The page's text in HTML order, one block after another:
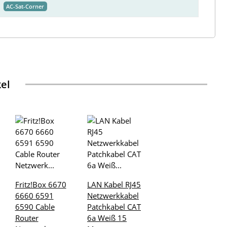
AC-Sat-Corner
Fritz!Box 6670
6660 6591
6590 Cable
Router
LAN Kabel RJ45
Netzwerkkabel
Patchkabel CAT
6a Weiß 15